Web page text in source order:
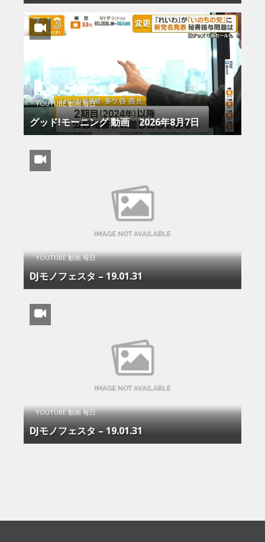
YOUTUBE 動画 毎日
グッド!モーニング 動画 2026年8月7日
YOUTUBE 動画 毎日
DJモノフェスタ – 19.01.31
YOUTUBE 動画 毎日
DJモノフェスタ – 19.01.31